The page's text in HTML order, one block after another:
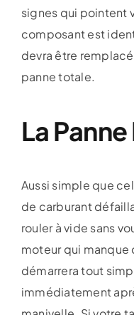
signes qui pointent
composant est
devra être
panne totale.
La
Aussi simple que
de carburant
rouler à vide sans
moteur qui manque
démarrera tout
immédiatement